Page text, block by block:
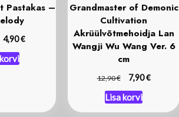
Pastakas –
4,90€
Grandmaster of Demonic
Cultivation
Akrüülvõtmehoidja Lan
Wangji Wu Wang Ver. 6
cm
12,90€ 7,90€
Lisa korvi